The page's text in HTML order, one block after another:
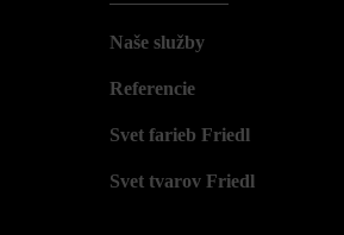
Naše služby
Referencie
Svet farieb Friedl
Svet tvarov Friedl